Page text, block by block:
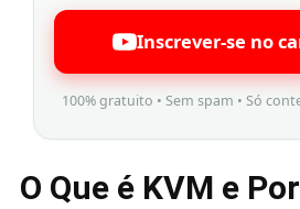
Inscrever-se no
100% gratuito • Sem spam • Só
O Que é KVM e